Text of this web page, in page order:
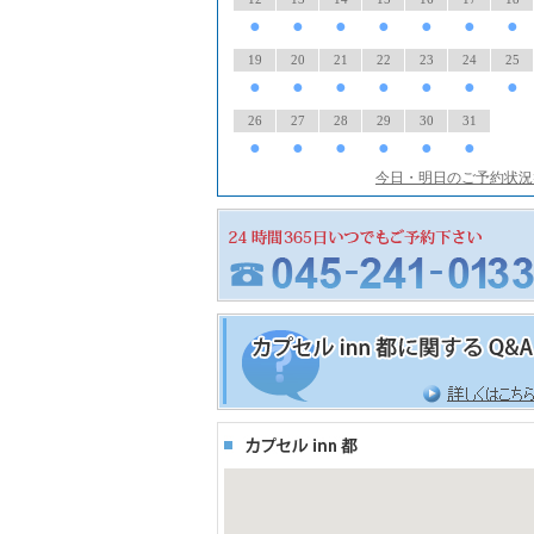
● ● ● ● ● ● ●
19
●
20
●
21
●
22
●
23
●
24
●
25
●
26
●
27
●
28
●
29
●
30
●
31
●
今日・明日のご予約状